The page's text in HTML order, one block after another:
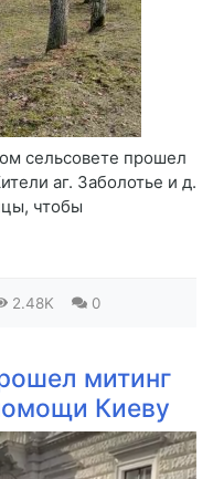
сельсовете прошел
аг. Заболотье и д.
чтобы
2.48K 0
митинг
Киеву